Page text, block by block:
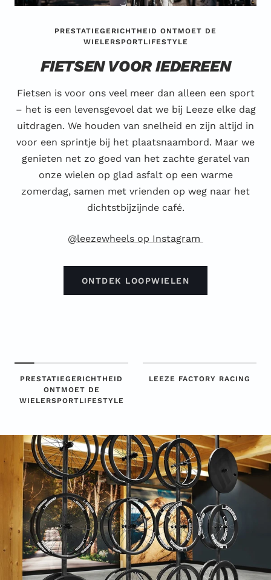
PRESTATIEGERICHTHEID ONTMOET DE
WIELERSPORTLIFESTYLE
FIETSEN VOOR IEDEREEN
Fietsen is voor ons veel meer dan alleen een sport
– het is een levensgevoel dat we bij Leeze elke dag
uitdragen. We houden van snelheid en zijn altijd in
voor een sprintje bij het plaatsnaambord. Maar we
genieten net zo goed van het zachte geratel van
onze wielen op glad asfalt op een warme
zomerdag, samen met vrienden op weg naar het
dichtstbijzijnde café.
@leezewheels op Instagram
ONTDEK LOOPWIELEN
PRESTATIEGERICHTHEID
ONTMOET DE
WIELERSPORTLIFESTYLE
LEEZE FACTORY RACING